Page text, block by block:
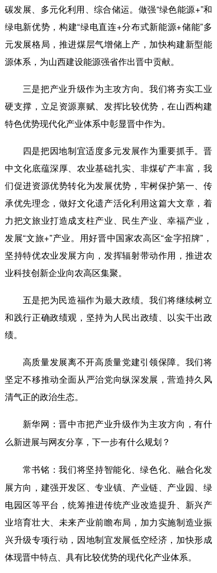
碳发展、多元化利用、综合储运。做强“绿色能源+”和
绿电新优势，构建“绿电直连+分布式新能源+储能”多
元发展格局，推进煤层气增储上产，加快构建新型能
源体系，为山西建设能源强省作出晋中贡献。
三是把产业升级作为主攻方向。我们将夯实工业
硬支撑，立足资源禀赋、发挥比较优势，在山西构建
特色优势现代化产业体系中彰显晋中作为。
四是把因地制宜适度多元发展作为重要抓手。晋
中文化底蕴深厚、农业基础扎实、非煤矿产丰富，我
们促进资源优势转化为发展优势，牢树保护第一、传
承优先理念，做好文化遗产活化利用这篇大文章，着
力把文旅业打造成支柱产业、民生产业、幸福产业，
发展“文旅+”产业。用好晋中国家农高区“金字招牌”，
坚持特优农业发展方向，发挥辐射带动作用，推进农
业科技创新企业向农高区集聚。
五是把为民造福作为最大政绩。我们将继续树立
和践行正确政绩观，坚持为人民出政绩、以实干出政
绩。
高质量发展离不开高质量党建引领保障。我们将
坚定不移推动全面从严治党向纵深发展，营造持久风
清气正的政治生态。
新华网：晋中市把产业升级作为主攻方向，有什
么新进展与网友分享，下一步有什么规划？
常书铭：我们将坚持智能化、绿色化、融合化发
展方向，建强开发区、专业镇、产业链、产业园、绿
电园区等平台，统筹推进传统产业改造提升、新兴产
业培育壮大、未来产业前瞻布局，加力实施制造业振
兴升级专项行动，因地制宜发展低空经济，加快形成
体现晋中特点、具有比较优势的现代化产业体系。